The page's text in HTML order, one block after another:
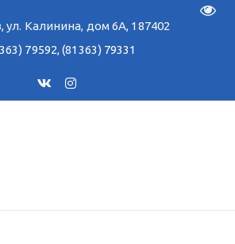
,ул. Калинина, дом 6А, 187402
79592,(81363) 79331